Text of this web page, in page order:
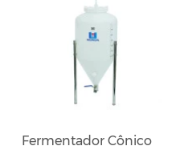
Fermentador Cônico